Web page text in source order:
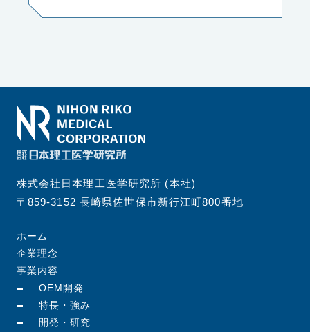
株式会社日本理工医学研究所 (本社)
〒859-3152 長崎県佐世保市新行江町800番地
ホーム
企業理念
事業内容
OEM開発
特長・強み
開発・研究